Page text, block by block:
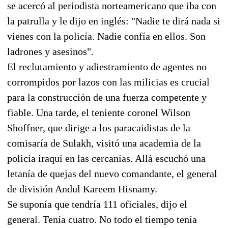
se acercó al periodista norteamericano que iba con
la patrulla y le dijo en inglés: "Nadie te dirá nada si
vienes con la policía. Nadie confía en ellos. Son
ladrones y asesinos".
El reclutamiento y adiestramiento de agentes no
corrompidos por lazos con las milicias es crucial
para la construcción de una fuerza competente y
fiable. Una tarde, el teniente coronel Wilson
Shoffner, que dirige a los paracaidistas de la
comisaría de Sulakh, visitó una academia de la
policía iraquí en las cercanías. Allá escuchó una
letanía de quejas del nuevo comandante, el general
de división Andul Kareem Hisnamy.
Se suponía que tendría 111 oficiales, dijo el
general. Tenía cuatro. No todo el tiempo tenía